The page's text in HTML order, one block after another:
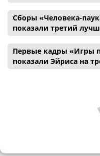
Сборы «Человека-
показали третий
Первые кадры «Игры
показали Эйриса на